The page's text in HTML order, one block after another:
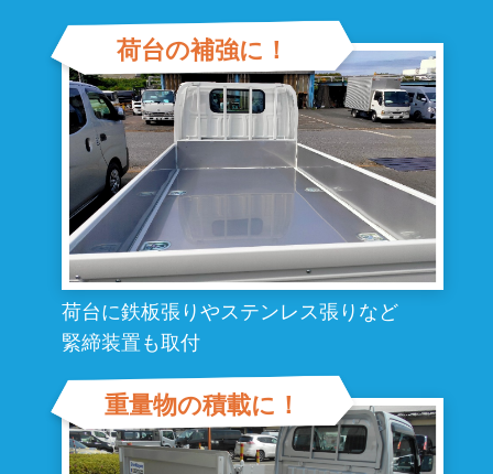
荷台の補強に！
荷台に鉄板張りやステンレス張りなど
緊締装置も取付
重量物の積載に！